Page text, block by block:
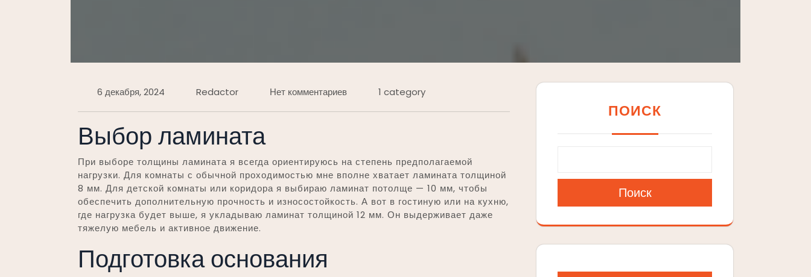
6 декабря, 2024 Redactor Нет комментариев 1 category
Выбор ламината
При выборе толщины ламината я всегда ориентируюсь на степень предполагаемой
нагрузки. Для комнаты с обычной проходимостью мне вполне хватает ламината толщиной
8 мм. Для детской комнаты или коридора я выбираю ламинат потолще — 10 мм, чтобы
обеспечить дополнительную прочность и износостойкость. А вот в гостиную или на кухню,
где нагрузка будет выше, я укладываю ламинат толщиной 12 мм. Он выдерживает даже
тяжелую мебель и активное движение.
Подготовка основания
ПОИСК
Поиск